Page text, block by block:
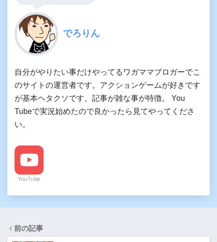
でろりん
自分がやりたい事だけやってるワガママブロガーでこ
のサイトの運営者です。アクションゲームが好きです
が基本ヘタクソです。記事が雑な事が特徴。 You
Tubeで実況始めたので良かったら見てやってくださ
い。
YouTube
前の記事